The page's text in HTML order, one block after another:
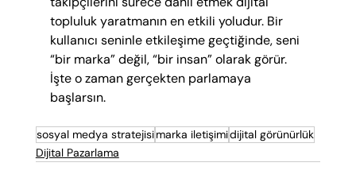
topluluk yaratmanın en etkili yoludur. Bir
kullanıcı seninle etkileşime geçtiğinde, seni
“bir marka” değil, “bir insan” olarak görür.
İşte o zaman gerçekten parlamaya
başlarsın.
sosyal medya stratejisimarka iletişimidijital görünürlük
Dijital Pazarlama